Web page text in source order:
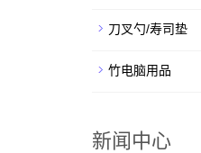
刀叉勺/寿司垫
竹电脑用品
新闻中心